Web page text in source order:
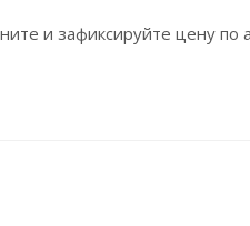
и зафиксируйте цену по